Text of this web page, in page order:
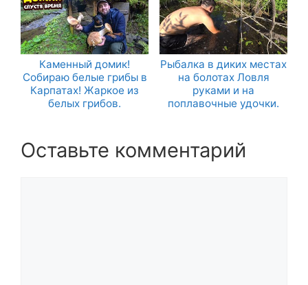
Каменный домик!
Собираю белые грибы в
Карпатах! Жаркое из
белых грибов.
Рыбалка в диких местах
на болотах Ловля
руками и на
поплавочные удочки.
Оставьте комментарий